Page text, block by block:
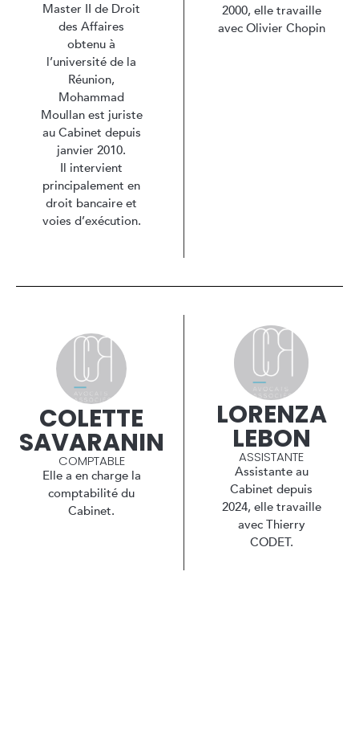
Master II de Droit
des Affaires
obtenu à
l’université de la
Réunion,
Mohammad
Moullan est juriste
au Cabinet depuis
janvier 2010.
Il intervient
principalement en
droit bancaire et
voies d’exécution.
2000, elle travaille
avec Olivier Chopin
COLETTE
SAVARANIN
COMPTABLE
Elle a en charge la
comptabilité du
Cabinet.
LORENZA
LEBON
ASSISTANTE
Assistante au
Cabinet depuis
2024, elle travaille
avec Thierry
CODET.